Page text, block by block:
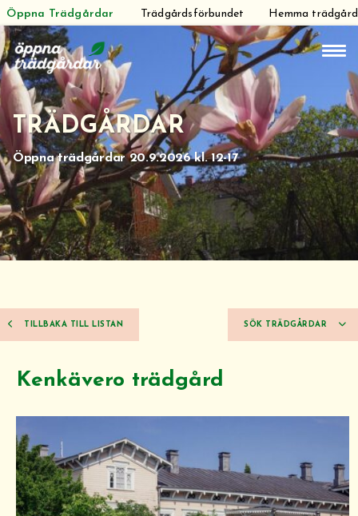
Hoppa
till
innehåll
Öppna Trädgårdar Trädgårdsförbundet Hemma trädgård
TRÄDGÅRDAR
Öppna trädgårdar 20.9.2026 kl. 12-17
TILLBAKA TILL LISTAN SÖK TRÄDGÅRDAR
Kenkävero trädgård